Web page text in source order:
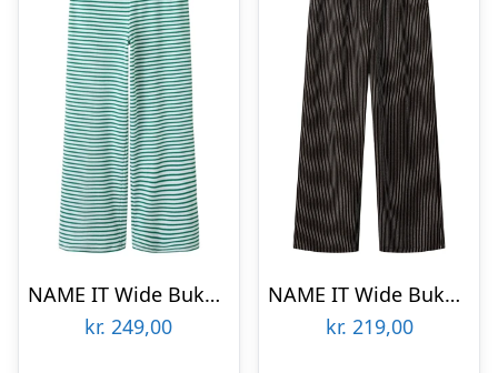
NAME IT Wide Bukser Ofrida Bosphorus
kr. 249,00
NAME IT Wide Bukser Linea Chocolate Brown
kr. 219,00